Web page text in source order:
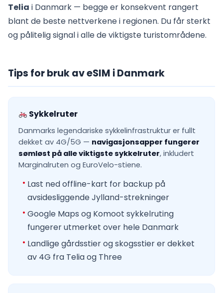
Telia i Danmark — begge er konsekvent rangert
blant de beste nettverkene i regionen. Du får sterkt
og pålitelig signal i alle de viktigste turistområdene.
Tips for bruk av eSIM i Danmark
Sykkelruter
Danmarks legendariske sykkelinfrastruktur er fullt
dekket av 4G/5G — navigasjonsapper fungerer
sømløst på alle viktigste sykkelruter, inkludert
Marginalruten og EuroVelo-stiene.
Last ned offline-kart for backup på
avsidesliggende Jylland-strekninger
Google Maps og Komoot sykkelruting
fungerer utmerket over hele Danmark
Landlige gårdsstier og skogsstier er dekket
av 4G fra Telia og Three